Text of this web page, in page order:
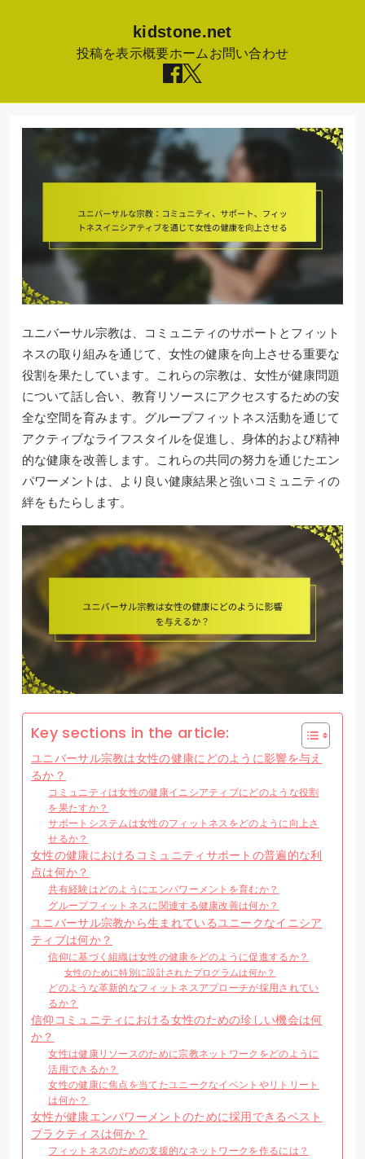
kidstone.net
投稿を表示概要ホーム お問い合わせ
ユニバーサル宗教は、コミュニティのサポートとフィット
ネスの取り組みを通じて、女性の健康を向上させる重要な
役割を果たしています。これらの宗教は、女性が健康問題
について話し合い、教育リソースにアクセスするための安
全な空間を育みます。グループフィットネス活動を通じて
アクティブなライフスタイルを促進し、身体的および精神
的な健康を改善します。これらの共同の努力を通じたエン
パワーメントは、より良い健康結果と強いコミュニティの
絆をもたらします。
Key sections in the article:
ユニバーサル宗教は女性の健康にどのように影響を与え
るか？
コミュニティは女性の健康イニシアティブにどのような役割
を果たすか？
サポートシステムは女性のフィットネスをどのように向上さ
せるか？
女性の健康におけるコミュニティサポートの普遍的な利
点は何か？
共有経験はどのようにエンパワーメントを育むか？
グループフィットネスに関連する健康改善は何か？
ユニバーサル宗教から生まれているユニークなイニシア
ティブは何か？
信仰に基づく組織は女性の健康をどのように促進するか？
女性のために特別に設計されたプログラムは何か？
どのような革新的なフィットネスアプローチが採用されてい
るか？
信仰コミュニティにおける女性のための珍しい機会は何
か？
女性は健康リソースのために宗教ネットワークをどのように
活用できるか？
女性の健康に焦点を当てたユニークなイベントやリトリート
は何か？
女性が健康エンパワーメントのために採用できるベスト
プラクティスは何か？
フィットネスのための支援的なネットワークを作るには？